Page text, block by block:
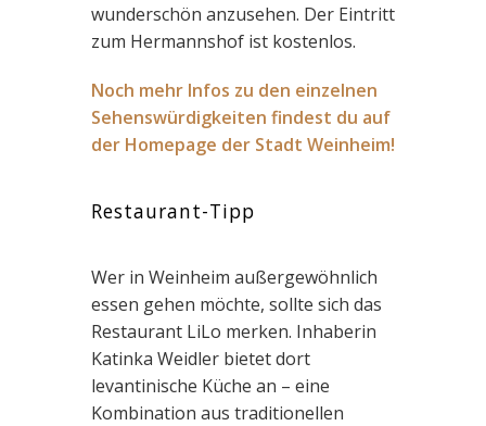
wunderschön anzusehen. Der Eintritt
zum Hermannshof ist kostenlos.
Noch mehr Infos zu den einzelnen
Sehenswürdigkeiten findest du auf
der Homepage der Stadt Weinheim!
Restaurant-Tipp
Wer in Weinheim außergewöhnlich
essen gehen möchte, sollte sich das
Restaurant LiLo merken. Inhaberin
Katinka Weidler bietet dort
levantinische Küche an – eine
Kombination aus traditionellen